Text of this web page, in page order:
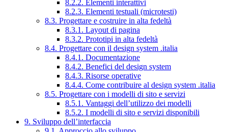
8.2.2. Elementi interattivi
8.2.3. Elementi testuali (microtesti)
8.3. Progettare e costruire in alta fedeltà
8.3.1. Layout di pagina
8.3.2. Prototipi in alta fedeltà
8.4. Progettare con il design system .italia
8.4.1. Documentazione
8.4.2. Benefici del design system
8.4.3. Risorse operative
8.4.4. Come contribuire al design system .italia
8.5. Progettare con i modelli di sito e servizi
8.5.1. Vantaggi dell’utilizzo dei modelli
8.5.2. I modelli di sito e servizi disponibili
9. Sviluppo dell’interfaccia